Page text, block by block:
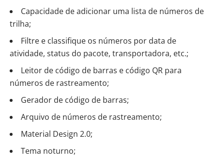
Capacidade de adicionar uma lista de números de
trilha;
Filtre e classifique os números por data de
atividade, status do pacote, transportadora, etc.;
Leitor de código de barras e código QR para
números de rastreamento;
Gerador de código de barras;
Arquivo de números de rastreamento;
Material Design 2.0;
Tema noturno;